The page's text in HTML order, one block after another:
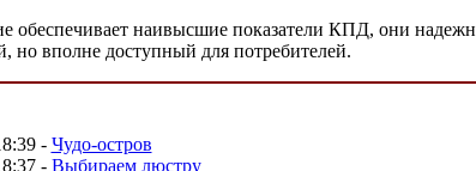
обеспечивает наивысшие показатели КПД, они
но вполне доступный для потребителей.
- Чудо-остров
- Выбираем люстру